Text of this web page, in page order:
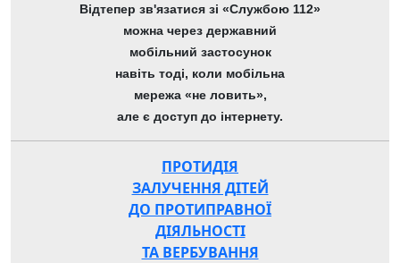
Відтепер зв'язатися зі «Службою 112»
можна через державний
мобільний застосунок
навіть тоді, коли мобільна
мережа «не ловить»,
але є доступ до інтернету.
ПРОТИДІЯ
ЗАЛУЧЕННЯ ДІТЕЙ
ДО ПРОТИПРАВНОЇ
ДІЯЛЬНОСТІ
ТА ВЕРБУВАННЯ